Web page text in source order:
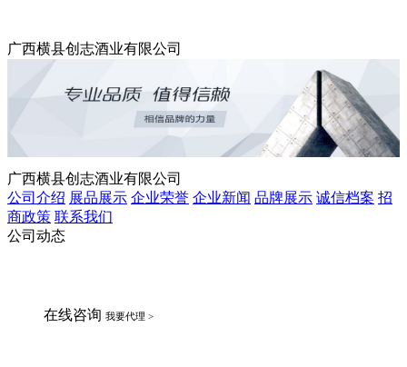
广西横县创志酒业有限公司
广西横县创志酒业有限公司
公司介绍 展品展示 企业荣誉 企业新闻 品牌展示 诚信档案 招
商政策 联系我们
公司动态
在线咨询 我要代理 >